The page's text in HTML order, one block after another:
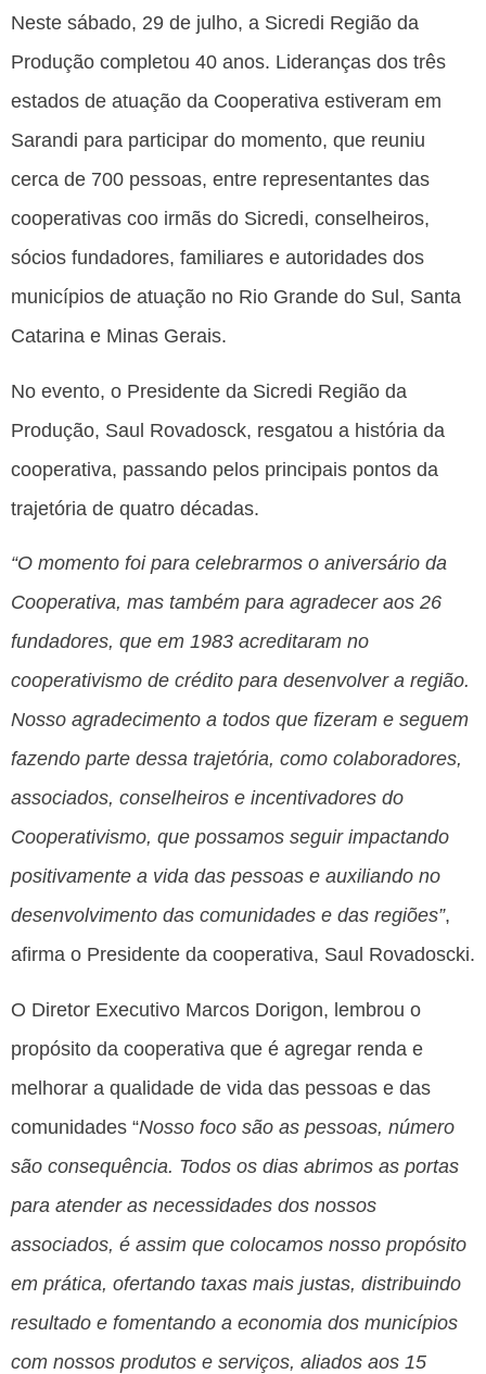
Neste sábado, 29 de julho, a Sicredi Região da
Produção completou 40 anos. Lideranças dos três
estados de atuação da Cooperativa estiveram em
Sarandi para participar do momento, que reuniu
cerca de 700 pessoas, entre representantes das
cooperativas coo irmãs do Sicredi, conselheiros,
sócios fundadores, familiares e autoridades dos
municípios de atuação no Rio Grande do Sul, Santa
Catarina e Minas Gerais.
No evento, o Presidente da Sicredi Região da
Produção, Saul Rovadosck, resgatou a história da
cooperativa, passando pelos principais pontos da
trajetória de quatro décadas.
“O momento foi para celebrarmos o aniversário da
Cooperativa, mas também para agradecer aos 26
fundadores, que em 1983 acreditaram no
cooperativismo de crédito para desenvolver a região.
Nosso agradecimento a todos que fizeram e seguem
fazendo parte dessa trajetória, como colaboradores,
associados, conselheiros e incentivadores do
Cooperativismo, que possamos seguir impactando
positivamente a vida das pessoas e auxiliando no
desenvolvimento das comunidades e das regiões”,
afirma o Presidente da cooperativa, Saul Rovadoscki.
O Diretor Executivo Marcos Dorigon, lembrou o
propósito da cooperativa que é agregar renda e
melhorar a qualidade de vida das pessoas e das
comunidades “Nosso foco são as pessoas, número
são consequência. Todos os dias abrimos as portas
para atender as necessidades dos nossos
associados, é assim que colocamos nosso propósito
em prática, ofertando taxas mais justas, distribuindo
resultado e fomentando a economia dos municípios
com nossos produtos e serviços, aliados aos 15